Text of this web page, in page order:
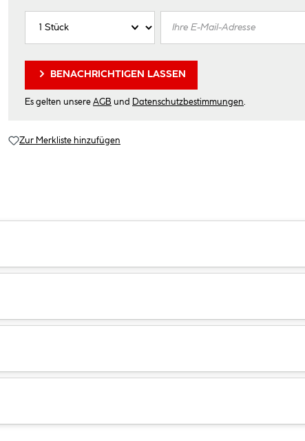
BENACHRICHTIGEN LASSEN
Es gelten unsere AGB und Datenschutzbestimmungen
Zur Merkliste hinzufügen